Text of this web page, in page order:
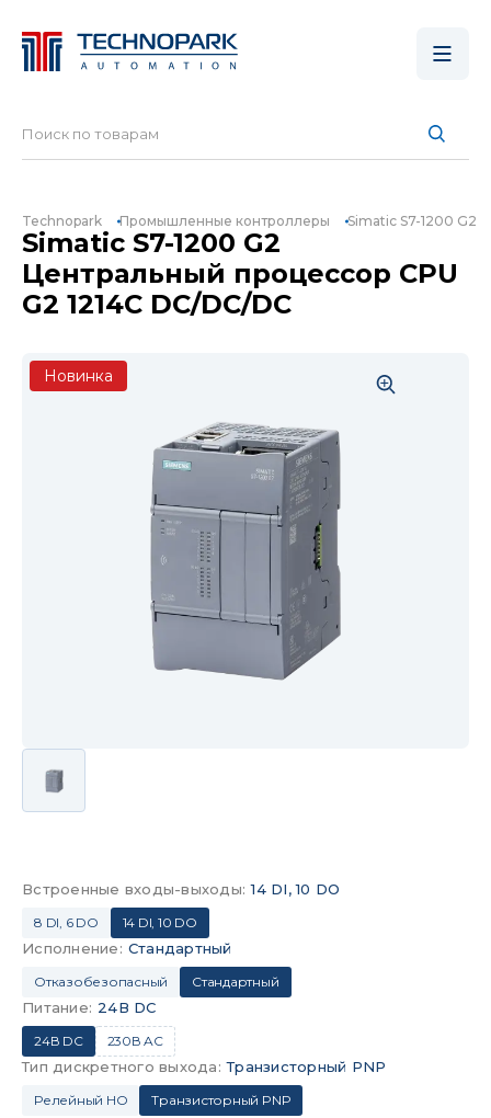
Technopark Промышленные контроллеры Simatic S7-1200 G2
Simatic S7-1200 G2
Центральный процессор CPU
G2 1214C DC/DC/DC
Новинка
Встроенные входы-выходы: 14 DI, 10 DO
8 DI, 6 DO 14 DI, 10 DO
Исполнение: Стандартный
Отказобезопасный Стандартный
Питание: 24В DC
24В DC 230В AC
Тип дискретного выхода: Транзисторный PNP
Релейный НО Транзисторный PNP